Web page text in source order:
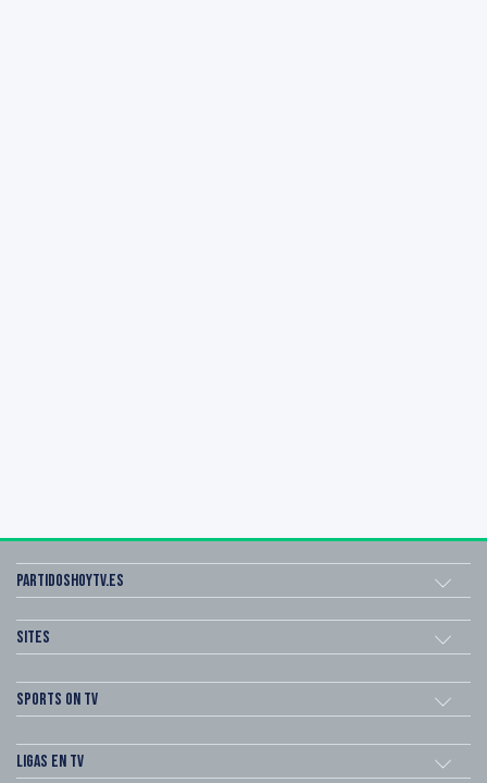
Partidoshoytv.es
Sites
Sports on TV
Ligas en TV